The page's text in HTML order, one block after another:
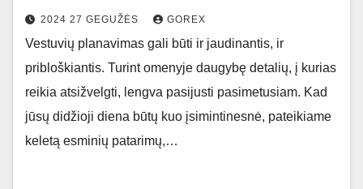
2024 27 GEGUŽĖS GOREX
Vestuvių planavimas gali būti ir jaudinantis, ir
pribloškiantis. Turint omenyje daugybę detalių, į kurias
reikia atsižvelgti, lengva pasijusti pasimetusiam. Kad
jūsų didžioji diena būtų kuo įsimintinesnė, pateikiame
keletą esminių patarimų,…